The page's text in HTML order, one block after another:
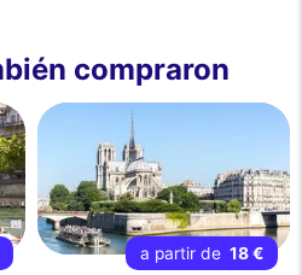
compraron
a partir de 18 €